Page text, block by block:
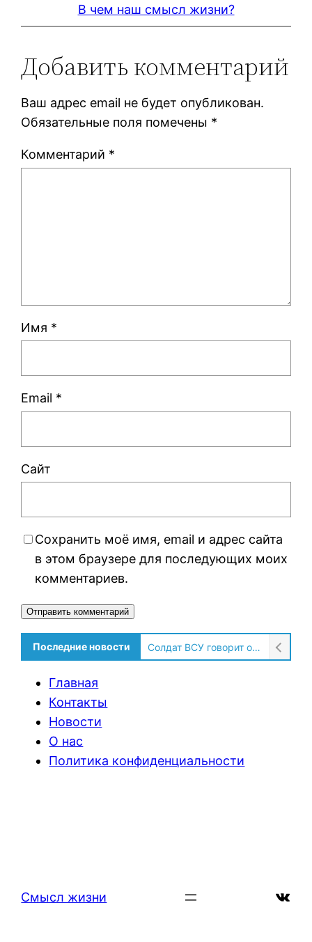
В чем наш смысл жизни?
Добавить комментарий
Ваш адрес email не будет опубликован.
Обязательные поля помечены *
Комментарий *
Имя *
Email *
Сайт
Сохранить моё имя, email и адрес сайта
в этом браузере для последующих моих
комментариев.
Alternative:
Последние новости
Главная
Контакты
Новости
О нас
Политика конфиденциальности
Смысл жизни